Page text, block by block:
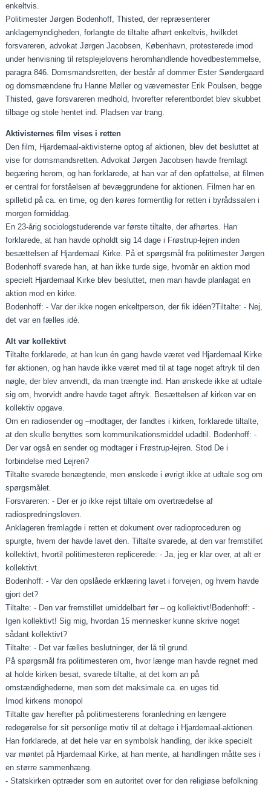
enkeltvis.
Politimester Jørgen Bodenhoff, Thisted, der repræsenterer
anklagemyndigheden, forlangte de tiltalte afhørt enkeltvis, hvilkdet
forsvareren, advokat Jørgen Jacobsen, København, protesterede imod
under henvisning til retsplejelovens heromhandlende hovedbestemmelse,
paragra 846. Domsmandsretten, der består af dommer Ester Søndergaard
og domsmændene fru Hanne Møller og vævemester Erik Poulsen, begge
Thisted, gave forsvareren medhold, hvorefter referentbordet blev skubbet
tilbage og stole hentet ind. Pladsen var trang.
Aktivisternes film vises i retten
Den film, Hjardemaal-aktivisterne optog af aktionen, blev det besluttet at
vise for domsmandsretten. Advokat Jørgen Jacobsen havde fremlagt
begæring herom, og han forklarede, at han var af den opfattelse, at filmen
er central for forståelsen af bevæggrundene for aktionen. Filmen har en
spilletid på ca. en time, og den køres formentlig for retten i byrådssalen i
morgen formiddag.
En 23-årig sociologstuderende var første tiltalte, der afhørtes. Han
forklarede, at han havde opholdt sig 14 dage i Frøstrup-lejren inden
besættelsen af Hjardemaal Kirke. På et spørgsmål fra politimester Jørgen
Bodenhoff svarede han, at han ikke turde sige, hvornår en aktion mod
specielt Hjardemaal Kirke blev besluttet, men man havde planlagat en
aktion mod en kirke.
Bodenhoff: - Var der ikke nogen enkeltperson, der fik idéen?Tiltalte: - Nej,
det var en fælles idé.
Alt var kollektivt
Tiltalte forklarede, at han kun én gang havde været ved Hjardemaal Kirke
før aktionen, og han havde ikke været med til at tage noget aftryk til den
nøgle, der blev anvendt, da man trængte ind. Han ønskede ikke at udtale
sig om, hvorvidt andre havde taget aftryk. Besættelsen af kirken var en
kollektiv opgave.
Om en radiosender og –modtager, der fandtes i kirken, forklarede tiltalte,
at den skulle benyttes som kommunikationsmiddel udadtil. Bodenhoff: -
Der var også en sender og modtager i Frøstrup-lejren. Stod De i
forbindelse med Lejren?
Tiltalte svarede benægtende, men ønskede i øvrigt ikke at udtale sog om
spørgsmålet.
Forsvareren: - Der er jo ikke rejst tiltale om overtrædelse af
radiospredningsloven.
Anklageren fremlagde i retten et dokument over radioproceduren og
spurgte, hvem der havde lavet den. Tiltalte svarede, at den var fremstillet
kollektivt, hvortil politimesteren replicerede: - Ja, jeg er klar over, at alt er
kollektivt.
Bodenhoff: - Var den opslåede erklæring lavet i forvejen, og hvem havde
gjort det?
Tiltalte: - Den var fremstillet umiddelbart før – og kollektivt!Bodenhoff: -
Igen kollektivt! Sig mig, hvordan 15 mennesker kunne skrive noget
sådant kollektivt?
Tiltalte: - Det var fælles beslutninger, der lå til grund.
På spørgsmål fra politimesteren om, hvor længe man havde regnet med
at holde kirken besat, svarede tiltalte, at det kom an på
omstændighederne, men som det maksimale ca. en uges tid.
Imod kirkens monopol
Tiltalte gav herefter på politimesterens foranledning en længere
redegørelse for sit personlige motiv til at deltage i Hjardemaal-aktionen.
Han forklarede, at det hele var en symbolsk handling, der ikke specielt
var møntet på Hjardemaal Kirke, at han mente, at handlingen måtte ses i
en større sammenhæng.
- Statskirken optræder som en autoritet over for den religiøse befolkning